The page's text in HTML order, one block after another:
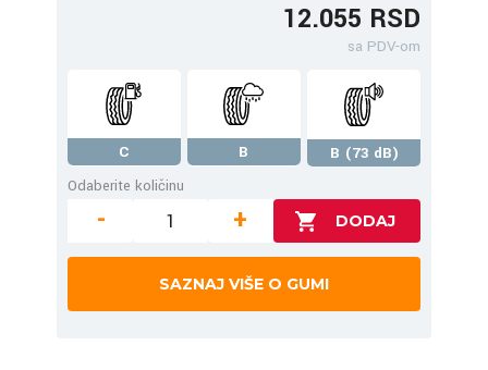
12.055 RSD
sa PDV-om
C B
B (73 dB)
Odaberite količinu
- +
SAZNAJ VIŠE O GUMI